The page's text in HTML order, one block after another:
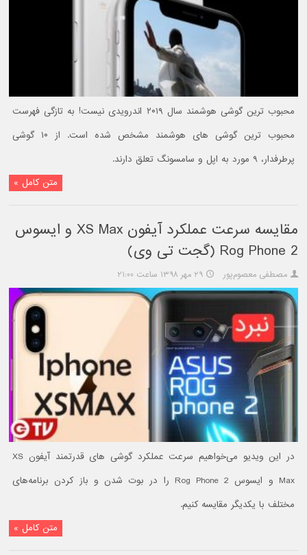
محبوب‌ ترین گوشی هوشمند سال ۲۰۱۹ اندرویدی نیست! به تازگی فهرست
محبوب‌ ترین گوشی های هوشمند مشخص شده است. از ۱۰ گوشی
پرطرفدار، ۹ مورد به اپل و سامسونگ تعلق دارند.
متن کامل »
مقایسه سرعت عملکرد آیفون XS Max و ایسوس
Rog Phone 2 (گجت تی وی)
مصطفی معصوم‌پور ۲۹ مهر ۱۳۹۸ ساعت ۲۱:۰۰
در این ویدیو می‌خواهیم سرعت عملکرد گوشی های قدرتمند آیفون XS
Max و ایسوس Rog Phone 2 را در بوت شدن و باز کردن برنامه‌های
مختلف با یکدیگر مقایسه کنیم.
متن کامل »